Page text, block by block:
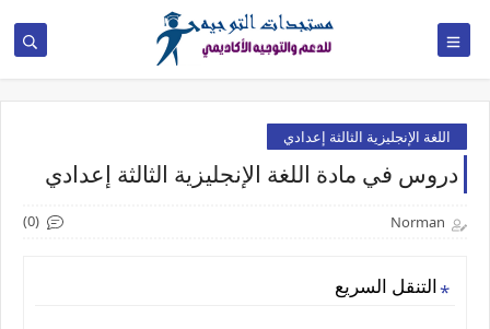
اللغة الإنجليزية الثالثة إعدادي
دروس في مادة اللغة الإنجليزية الثالثة إعدادي
Norman
(0)
التنقل السريع